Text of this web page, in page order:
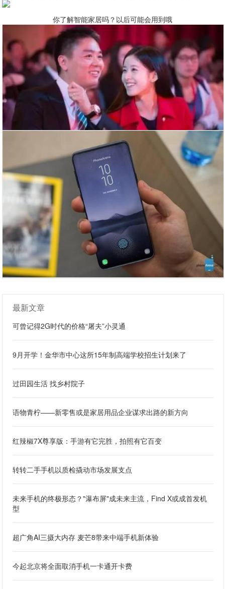
你了解智能家居吗？以后可能会用到哦
最新文章
可曾记得2G时代的价格“屠夫”小灵通
9月开学！金华市中心这所15年制高端学校招生计划来了
过田园生活 找乡村院子
语物青柠——新零售或是家居用品企业谋求出路的新方向
红辣椒7X尊享版：手游有它完胜，拍照有它百变
转转二手手机以质检撬动市场发展支点
未来手机的终极形态？"瀑布屏"成未来主流，Find X或成首发机
型
超广角AI三摄大内存 麦芒8带来中端手机新体验
今起北京将全面取消手机一卡通开卡费